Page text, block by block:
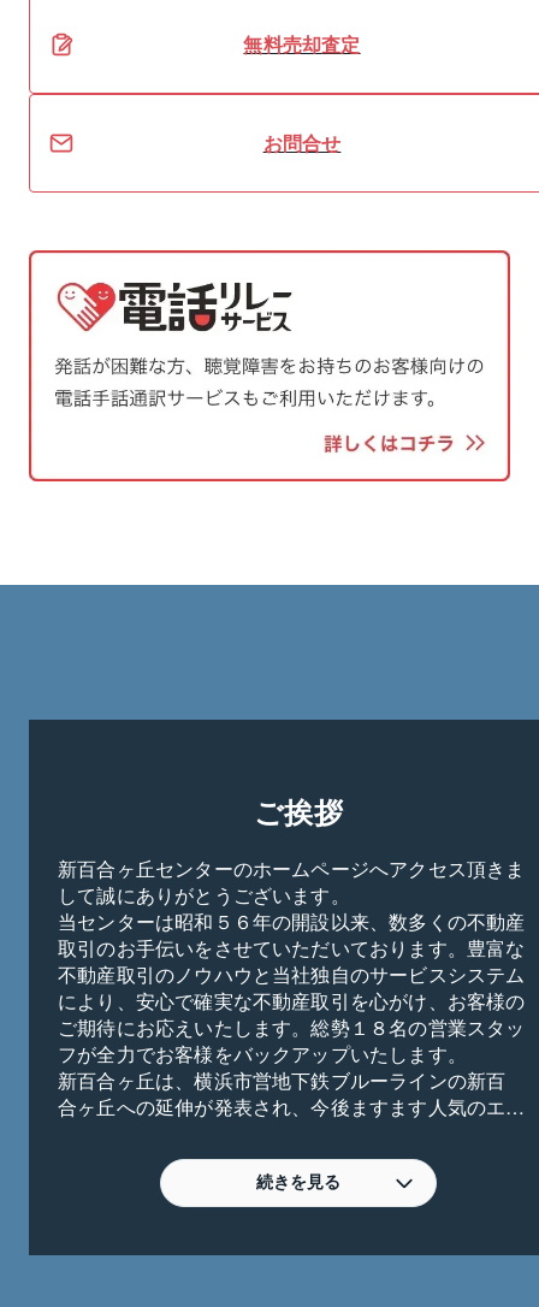
無料売却査定
お問合せ
ご挨拶
新百合ヶ丘センターのホームページへアクセス頂きま
して誠にありがとうございます。
当センターは昭和５６年の開設以来、数多くの不動産
取引のお手伝いをさせていただいております。豊富な
不動産取引のノウハウと当社独自のサービスシステム
により、安心で確実な不動産取引を心がけ、お客様の
ご期待にお応えいたします。総勢１８名の営業スタッ
フが全力でお客様をバックアップいたします。
新百合ヶ丘は、横浜市営地下鉄ブルーラインの新百
合ヶ丘への延伸が発表され、今後ますます人気のエリ
待ちしております。
【こんなご相談お待ちしております】
続きを見る